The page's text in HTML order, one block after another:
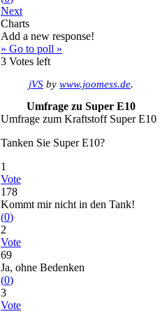
Next
Charts
Add a new response!
» Go to poll »
3 Votes left
jVS by www.joomess.de.
Umfrage zu Super E10
Umfrage zum Kraftstoff Super E10
Tanken Sie Super E10?
1
Vote
178
Kommt mir nicht in den Tank!
(0)
2
Vote
69
Ja, ohne Bedenken
(0)
3
Vote